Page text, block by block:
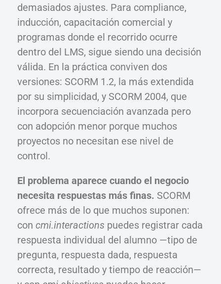
demasiados ajustes. Para compliance,
inducción, capacitación comercial y
programas donde el recorrido ocurre
dentro del LMS, sigue siendo una decisión
válida. En la práctica conviven dos
versiones: SCORM 1.2, la más extendida
por su simplicidad, y SCORM 2004, que
incorpora secuenciación avanzada pero
con adopción menor porque muchos
proyectos no necesitan ese nivel de
control.
El problema aparece cuando el negocio
necesita respuestas más finas. SCORM
ofrece más de lo que muchos suponen:
con cmi.interactions puedes registrar cada
respuesta individual del alumno —tipo de
pregunta, respuesta dada, respuesta
correcta, resultado y tiempo de reacción—